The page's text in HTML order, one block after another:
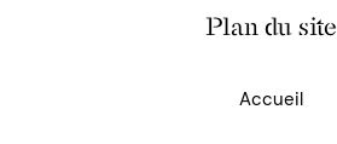
Plan du site
Accueil